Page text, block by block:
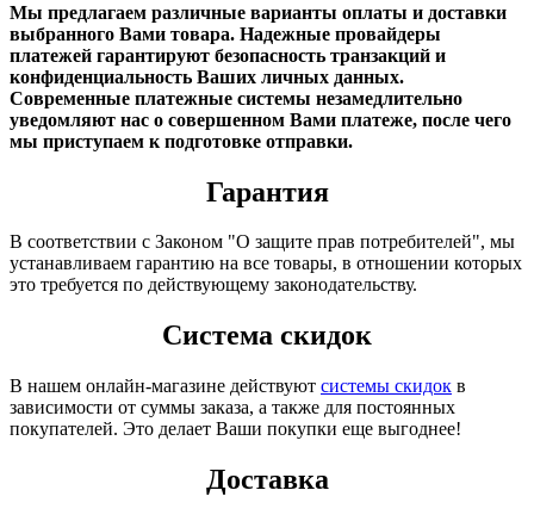
Мы предлагаем различные варианты оплаты и доставки
выбранного Вами товара. Надежные провайдеры
платежей гарантируют безопасность транзакций и
конфиденциальность Ваших личных данных.
Современные платежные системы незамедлительно
уведомляют нас о совершенном Вами платеже, после чего
мы приступаем к подготовке отправки.
Гарантия
В соответствии с Законом "О защите прав потребителей", мы
устанавливаем гарантию на все товары, в отношении которых
это требуется по действующему законодательству.
Система скидок
В нашем онлайн-магазине действуют системы скидок в
зависимости от суммы заказа, а также для постоянных
покупателей. Это делает Ваши покупки еще выгоднее!
Доставка